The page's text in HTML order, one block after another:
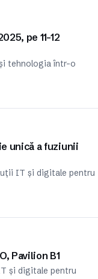
pe 11–12
tehnologia într-o
unică a fuziunii
IT și digitale pentru
Pavilion B1
și digitale pentru